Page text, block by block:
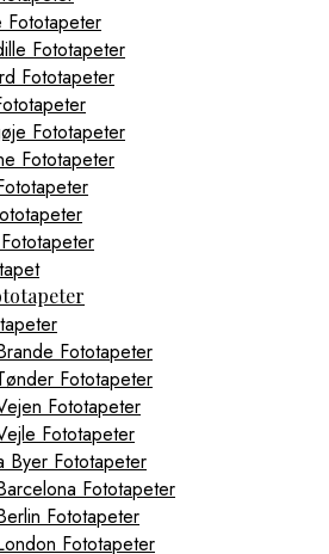
Fototapeter
Fototapeter
Fototapeter
Fototapeter
Fototapeter
Fototapeter
Fototapeter
Fototapeter
Fototapeter
Byer Fototapeter
Fototapeter
Fototapeter
Fototapeter